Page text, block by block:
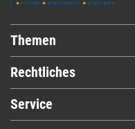
Themen
Rechtliches
Service